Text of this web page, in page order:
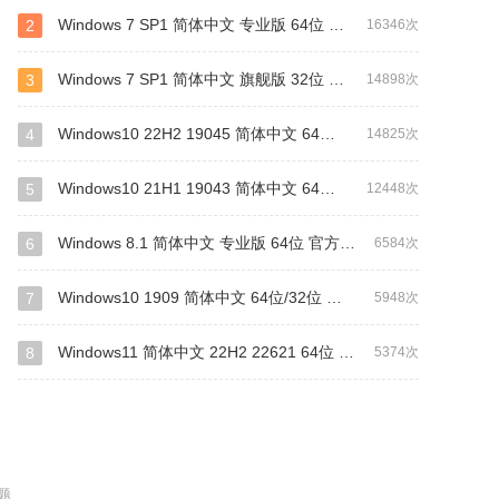
16346次
2 Windows 7 SP1 简体中文 专业版 64位 官方原版系统ISO
14898次
3 Windows 7 SP1 简体中文 旗舰版 32位 官方原版系统ISO
14825次
4 Windows10 22H2 19045 简体中文 64位/32位 官方原版系统ISO
12448次
5 Windows10 21H1 19043 简体中文 64位/32位 官方原版系统ISO
6584次
6 Windows 8.1 简体中文 专业版 64位 官方原版系统ISO
5948次
7 Windows10 1909 简体中文 64位/32位 官方原版系统ISO
5374次
8 Windows11 简体中文 22H2 22621 64位 官方正式版系统ISO